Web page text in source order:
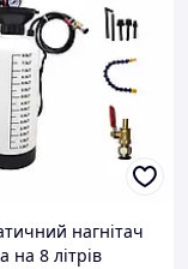
нагнітач
на 8 літрів